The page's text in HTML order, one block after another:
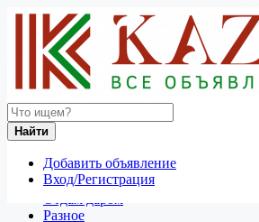
Найти
Добавить объявление
Вход/Регистрация
Россия
Для дома и дачи
Все объявления в 50 км around
Разное